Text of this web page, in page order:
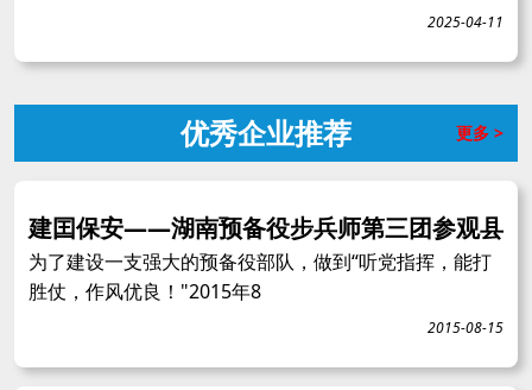
2025-04-11
优秀企业推荐 更多 >
建囯保安——湖南预备役步兵师第三团参观县
为了建设一支强大的预备役部队，做到“听党指挥，能打
胜仗，作风优良！"2015年8
2015-08-15